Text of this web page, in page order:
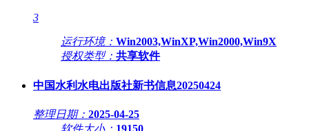
3
运行环境： Win2003,WinXP,Win2000,Win9X
授权类型： 共享软件
中国水利水电出版社新书信息20250424
整理日期： 2025-04-25
软件大小： 19150